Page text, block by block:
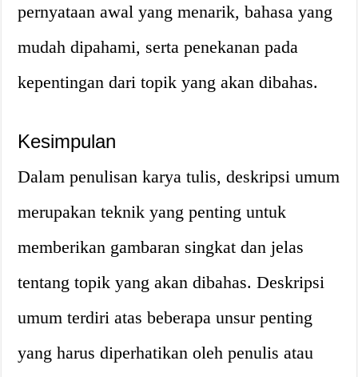
pernyataan awal yang menarik, bahasa yang
mudah dipahami, serta penekanan pada
kepentingan dari topik yang akan dibahas.
Kesimpulan
Dalam penulisan karya tulis, deskripsi umum
merupakan teknik yang penting untuk
memberikan gambaran singkat dan jelas
tentang topik yang akan dibahas. Deskripsi
umum terdiri atas beberapa unsur penting
yang harus diperhatikan oleh penulis atau